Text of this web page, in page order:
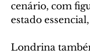
cenário, com
estado
Londrina